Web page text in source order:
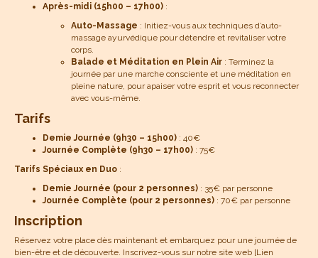
Après-midi (15h00 – 17h00) :
Auto-Massage : Initiez-vous aux techniques d’auto-
massage ayurvédique pour détendre et revitaliser votre
corps.
Balade et Méditation en Plein Air : Terminez la
journée par une marche consciente et une méditation en
pleine nature, pour apaiser votre esprit et vous reconnecter
avec vous-même.
Tarifs
Demie Journée (9h30 – 15h00) : 40€
Journée Complète (9h30 – 17h00) : 75€
Tarifs Spéciaux en Duo :
Demie Journée (pour 2 personnes) : 35€ par personne
Journée Complète (pour 2 personnes) : 70€ par personne
Inscription
Réservez votre place dès maintenant et embarquez pour une journée de
bien-être et de découverte. Inscrivez-vous sur notre site web [Lien